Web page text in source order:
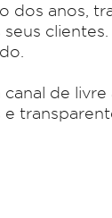
dos anos,
de